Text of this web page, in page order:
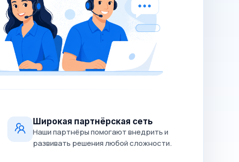
Широкая партнёрская сеть
Наши партнёры помогают внедрить и
развивать решения любой сложности.